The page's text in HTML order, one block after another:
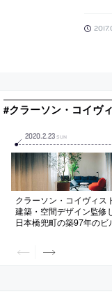
#クラーソン・コイヴ
2020.2.23 SUN
クラーソン・コイヴィス
建築・空間デザイン監修
日本橋兜町の築97年のビ